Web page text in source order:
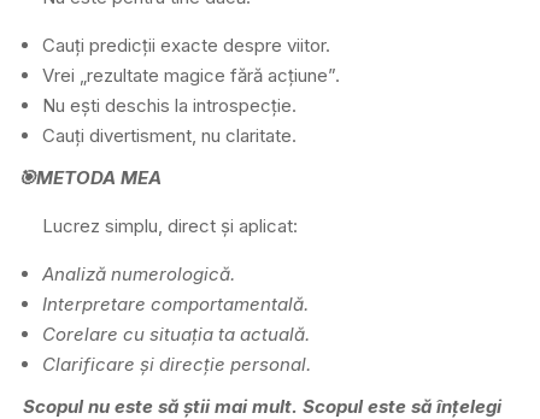
Cauți predicții exacte despre viitor.
Vrei „rezultate magice fără acțiune”.
Nu ești deschis la introspecție.
Cauți divertisment, nu claritate.
🎯METODA MEA
Lucrez simplu, direct și aplicat:
Analiză numerologică.
Interpretare comportamentală.
Corelare cu situația ta actuală.
Clarificare și direcție personal.
Scopul nu este să știi mai mult. Scopul este să înțelegi